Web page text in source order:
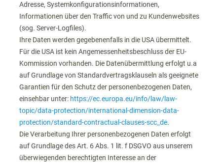
Adresse, Systemkonfigurationsinformationen,
Informationen über den Traffic von und zu Kundenwebsites
(sog. Server-Logfiles).
Ihre Daten werden gegebenenfalls in die USA übermittelt.
Für die USA ist kein Angemessenheitsbeschluss der EU-
Kommission vorhanden. Die Datenübermittlung erfolgt u.a
auf Grundlage von Standardvertragsklauseln als geeignete
Garantien für den Schutz der personenbezogenen Daten,
einsehbar unter: https://ec.europa.eu/info/law/law-
topic/data-protection/international-dimension-data-
protection/standard-contractual-clauses-scc_de.
Die Verarbeitung Ihrer personenbezogenen Daten erfolgt
auf Grundlage des Art. 6 Abs. 1 lit. f DSGVO aus unserem
überwiegenden berechtigten Interesse an der